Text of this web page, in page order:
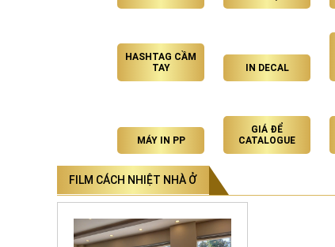
HASHTAG CẦM
TAY
IN DECAL
MÁY IN PP
GIÁ ĐỂ
CATALOGUE
FILM CÁCH NHIỆT NHÀ Ở